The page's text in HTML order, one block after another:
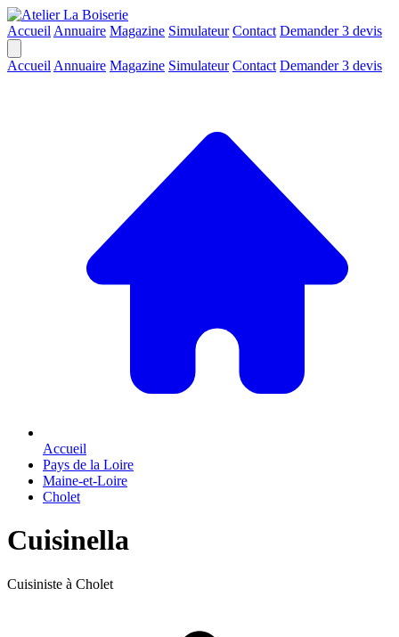
Accueil Annuaire Magazine Simulateur Contact Demander 3 devis
Accueil Annuaire Magazine Simulateur Contact Demander 3 devis
Accueil
Pays de la Loire
Maine-et-Loire
Cholet
Cuisinella
Cuisiniste à Cholet